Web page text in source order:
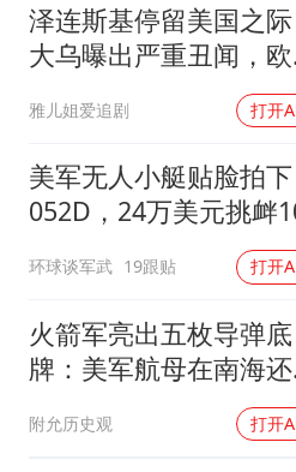
24小时
奋进开
泽连斯基停留美国之际
大乌曝出严重丑闻，欧
雅儿姐爱追剧 打开
美军无人小艇贴脸拍下
052D，24万美元挑衅
亿美元大驱，这是要
战法？
环球谈军武 19跟贴 打开
火箭军亮出五枚导弹底
牌：美军航母在南海还
附允历史观 打开